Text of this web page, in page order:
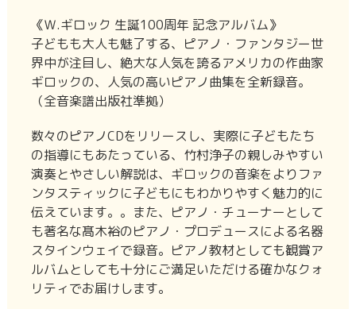
《Ｗ.ギロック 生誕100周年 記念アルバム》
子どもも大人も魅了する、ピアノ・ファンタジー世
界中が注目し、絶大な人気を誇るアメリカの作曲家
ギロックの、人気の高いピアノ曲集を全新録音。
（全音楽譜出版社準拠）
数々のピアノCDをリリースし、実際に子どもたち
の指導にもあたっている、竹村浄子の親しみやすい
演奏とやさしい解説は、ギロックの音楽をよりファ
ンタスティックに子どもにもわかりやすく魅力的に
伝えています。。また、ピアノ・チューナーとして
も著名な髙木裕のピアノ・プロデュースによる名器
スタインウェイで録音。ピアノ教材としても観賞ア
ルバムとしても十分にご満足いただける確かなクォ
リティでお届けします。